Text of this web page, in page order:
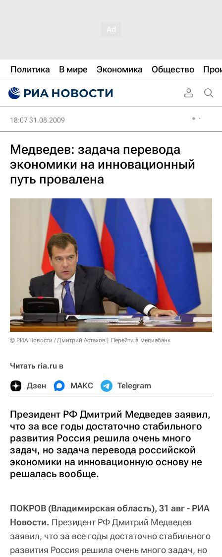
Политика В мире Экономика Общество
18:07 31.08.2009
Медведев: задача перевода
экономики на инновационный
путь провалена
© РИА Новости / Дмитрий Астахов Перейти в медиабанк
Читать ria.ru в
Дзен МАКС Telegram
Президент РФ Дмитрий Медведев заявил,
что за все годы достаточно стабильного
развития Россия решила очень много
задач, но задача перевода российской
экономики на инновационную основу не
решалась вообще.
ПОКРОВ (Владимирская область), 31 авг - РИА
Новости. Президент РФ Дмитрий Медведев
заявил, что за все годы достаточно стабильного
развития Россия решила очень много задач, но